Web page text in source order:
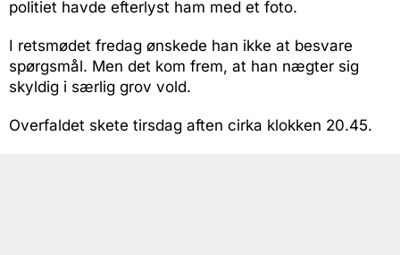
politiet havde efterlyst ham med et foto.
I retsmødet fredag ønskede han ikke at besvare
spørgsmål. Men det kom frem, at han nægter sig
skyldig i særlig grov vold.
Overfaldet skete tirsdag aften cirka klokken 20.45.